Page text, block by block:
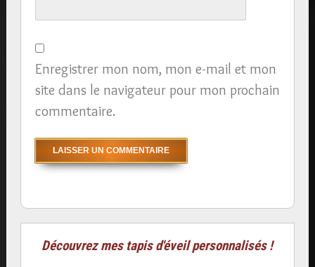
Enregistrer mon nom, mon e-mail et mon
site dans le navigateur pour mon prochain
commentaire.
Découvrez mes tapis d'éveil personnalisés !